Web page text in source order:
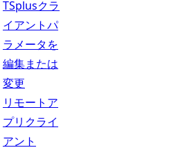
TSplusクラ
イアントパ
ラメータを
編集または
変更
リモートア
プリクライ
アント